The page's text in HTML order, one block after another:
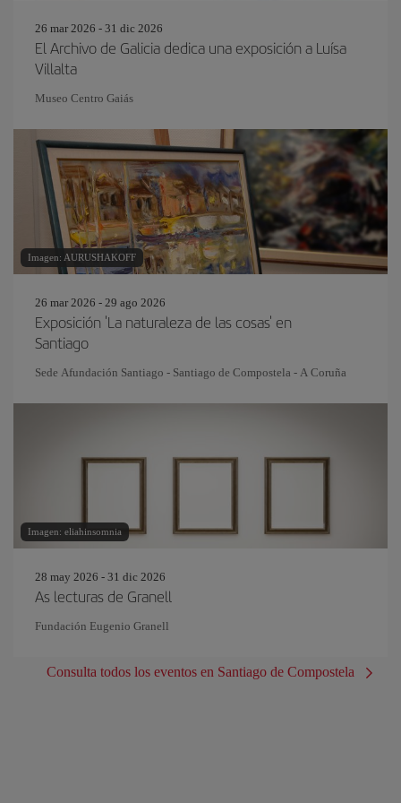
26 mar 2026 - 31 dic 2026
El Archivo de Galicia dedica una exposición a Luísa
Villalta
Museo Centro Gaiás
Imagen: AURUSHAKOFF
26 mar 2026 - 29 ago 2026
Exposición 'La naturaleza de las cosas' en
Santiago
Sede Afundación Santiago - Santiago de Compostela - A Coruña
Imagen: eliahinsomnia
28 may 2026 - 31 dic 2026
As lecturas de Granell
Fundación Eugenio Granell
Consulta todos los eventos en Santiago de Compostela